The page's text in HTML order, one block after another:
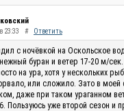
23:33 # Ответить
с ночёвкой на Оскольское
буран и ветер 17-20 м/
на ура, хотя у нескольких
или сложило. Зато в моей
даже при таком ураганном
Пользуюсь уже второй сезон и